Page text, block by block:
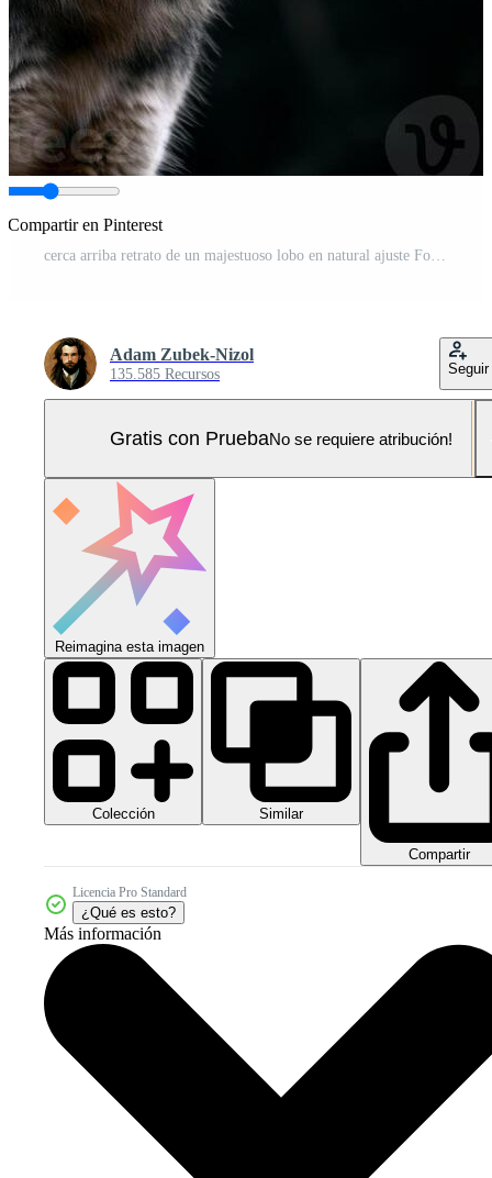
Compartir en Pinterest
cerca arriba retrato de un majestuoso lobo en natural ajuste Foto Pro
Adam Zubek-Nizol
135.585 Recursos Seguir
Gratis con PruebaNo se requiere atribución!
Reimagina esta imagen
Colección Similar
Compartir
Licencia Pro Standard
¿Qué es esto?
Más información